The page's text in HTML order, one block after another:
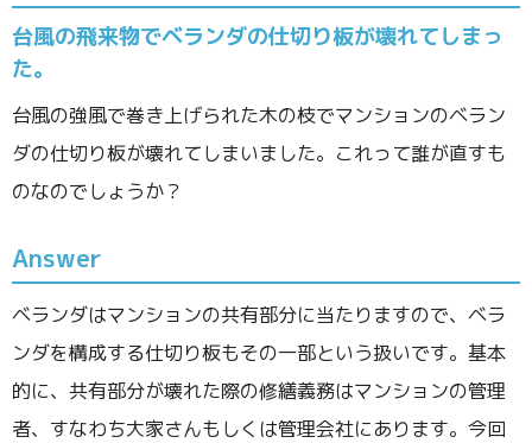
台風の飛来物でベランダの仕切り板が壊れてしまっ
た。
台風の強風で巻き上げられた木の枝でマンションのベラン
ダの仕切り板が壊れてしまいました。これって誰が直すも
のなのでしょうか？
Answer
ベランダはマンションの共有部分に当たりますので、ベラ
ンダを構成する仕切り板もその一部という扱いです。基本
的に、共有部分が壊れた際の修繕義務はマンションの管理
者、すなわち大家さんもしくは管理会社にあります。今回